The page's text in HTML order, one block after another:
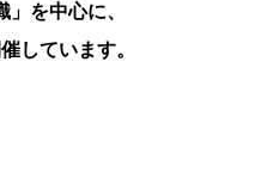
」を中心に、
しています。